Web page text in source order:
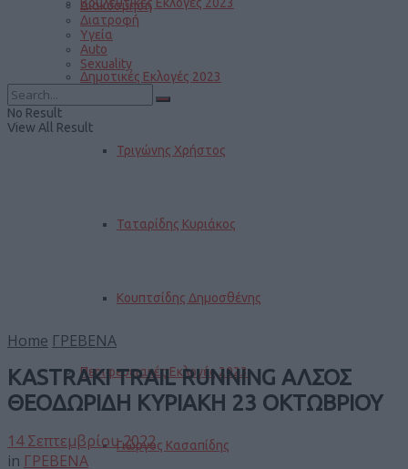
Δημοτικές Εκλογές 2023
Τριγώνης Χρήστος
Ταταρίδης Κυριάκος
Κουπτσίδης Δημοσθένης
Περιφερειακές Εκλογές 2023
Γιώργος Κασαπίδης
Διακόσμηση
Διατροφή
Υγεία
Auto
Sexuality
No Result
View All Result
Home ΓΡΕΒΕΝΑ
KASTRAKI TRAIL RUNNING ΑΛΣΟΣ
ΘΕΟΔΩΡΙΔΗ ΚΥΡΙΑΚΗ 23 ΟΚΤΩΒΡΙΟΥ
14 Σεπτεμβρίου 2022
in ΓΡΕΒΕΝΑ